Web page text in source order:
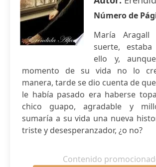
Número de
María Aragall
suerte,
ello y,
momento de su vida no lo
manera, tarde se dio cuenta de
le había pasado era haberse
chico guapo, agradable y
sumaría a su vida una nueva
triste y desesperanzador, ¿o no?
Contenido